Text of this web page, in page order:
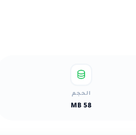
الحجم
58 MB